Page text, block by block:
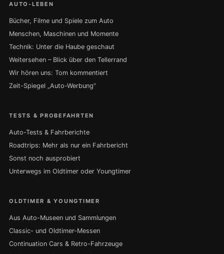
AUTO-LEBEN
Bücher, Filme und Spiele zum Auto
Menschen, Maschinen und Momente
Technik: Unter die Haube geschaut
Weitersehen – Blick über den Tellerrand
Wir hören uns: Tom kommentiert
Zeit-Spiegel „Auto-Werbung“
TESTS & PROBEFAHRTEN
Auto-Tests & Fahrberichte
Roadtrips: Mehr als nur ein Fahrbericht
Sonst noch ausprobiert
Unterwegs im Oldtimer oder Youngtimer
OLDTIMER & YOUNGTIMER
Aus Auto-Museen und Sammlungen
Classic- und Oldtimer-Messen
Continuation Cars & Retro-Fahrzeuge